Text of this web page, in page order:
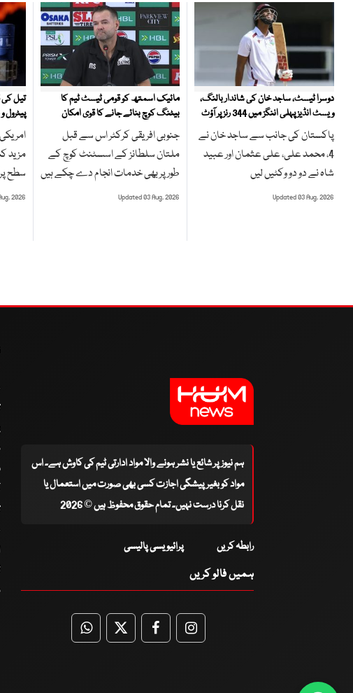
دوسرا ٹیسٹ، ساجد خان کی شاندار بالنگ،
ویسٹ انڈیز پہلی اننگز میں 344 رنز پر آؤٹ
پاکستان کی جانب سے ساجد خان نے
4، محمد علی، علی عثمان اور عبید
شاہ نے دو دو وکٹیں لیں
Updated 03 Aug, 2026
مائیک اسمتھ کو قومی ٹیسٹ ٹیم کا
بیٹنگ کوچ بنائے جانے کا قوی امکان
جنوبی افریقی کرکٹر اس سے قبل
ملتان سلطانز کے اسسٹنٹ کوچ کے
طور پر بھی خدمات انجام دے چکے ہیں
Updated 03 Aug, 2026
تیل کی
پیٹرول
سطح
2026
ہم نیوز پر شائع یا نشر ہونے والا مواد ادارتی ٹیم کی کاوش ہے۔ اس
مواد کو بغیر پیشگی اجازت کسی بھی صورت میں استعمال یا
نقل کرنا درست نہیں۔ تمام حقوق محفوظ ہیں © 2026
رابطہ کریں پرائیویسی پالیسی
ہمیں فالو کریں
WhatsApp
TwitterFacebookFacebook